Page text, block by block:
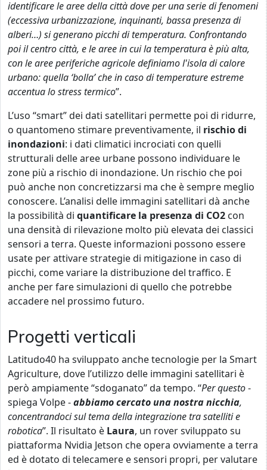
identificare le aree della città dove per una serie di fenomeni
(eccessiva urbanizzazione, inquinanti, bassa presenza di
alberi…) si generano picchi di temperatura. Confrontando
poi il centro città, e le aree in cui la temperatura è più alta,
con le aree periferiche agricole definiamo l'isola di calore
urbano: quella ‘bolla’ che in caso di temperature estreme
accentua lo stress termico”.
L’uso “smart” dei dati satellitari permette poi di ridurre,
o quantomeno stimare preventivamente, il rischio di
inondazioni: i dati climatici incrociati con quelli
strutturali delle aree urbane possono individuare le
zone più a rischio di inondazione. Un rischio che poi
può anche non concretizzarsi ma che è sempre meglio
conoscere. L’analisi delle immagini satellitari dà anche
la possibilità di quantificare la presenza di CO2 con
una densità di rilevazione molto più elevata dei classici
sensori a terra. Queste informazioni possono essere
usate per attivare strategie di mitigazione in caso di
picchi, come variare la distribuzione del traffico. E
anche per fare simulazioni di quello che potrebbe
accadere nel prossimo futuro.
Progetti verticali
Latitudo40 ha sviluppato anche tecnologie per la Smart
Agriculture, dove l’utilizzo delle immagini satellitari è
però ampiamente “sdoganato” da tempo. “Per questo-
spiega Volpe -abbiamo cercato una nostra nicchia,
concentrandoci sul tema della integrazione tra satelliti e
robotica”. Il risultato è Laura, un rover sviluppato su
piattaforma Nvidia Jetson che opera ovviamente a terra
ed è dotato di telecamere e sensori propri, per valutare